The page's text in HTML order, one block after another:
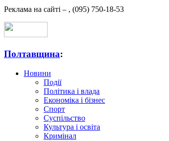
Реклама на сайті – , (095) 750-18-53
Полтавщина:
Новини
Події
Політика і влада
Економіка і бізнес
Спорт
Суспільство
Культура і освіта
Кримінал